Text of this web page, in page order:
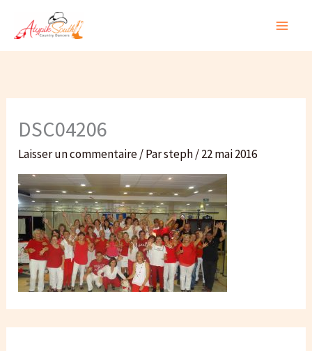
contenu
DSC04206
Laisser un commentaire/ Parsteph/22 mai 2016